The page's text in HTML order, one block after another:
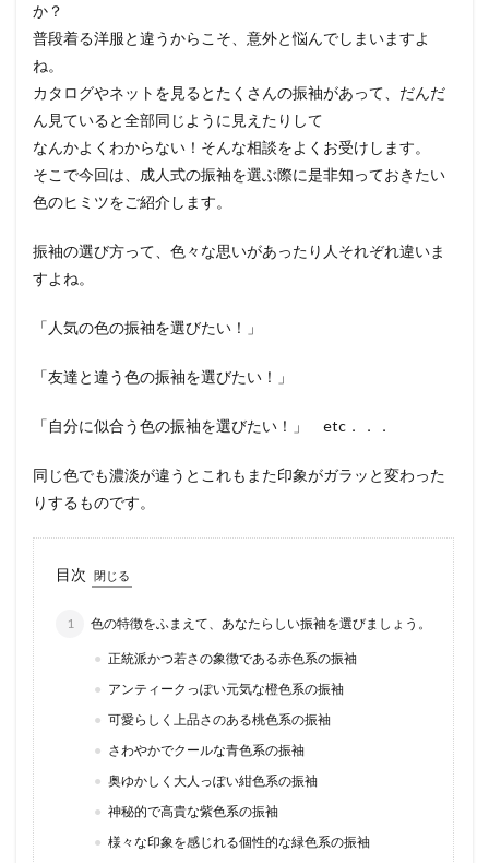
か？
普段着る洋服と違うからこそ、意外と悩んでしまいますよ
ね。
カタログやネットを見るとたくさんの振袖があって、だんだ
ん見ていると全部同じように見えたりして
なんかよくわからない！そんな相談をよくお受けします。
そこで今回は、成人式の振袖を選ぶ際に是非知っておきたい
色のヒミツをご紹介します。
振袖の選び方って、色々な思いがあったり人それぞれ違いま
すよね。
「人気の色の振袖を選びたい！」
「友達と違う色の振袖を選びたい！」
「自分に似合う色の振袖を選びたい！」 etc．．．
同じ色でも濃淡が違うとこれもまた印象がガラッと変わった
りするものです。
目次
1 色の特徴をふまえて、あなたらしい振袖を選びましょう。
正統派かつ若さの象徴である赤色系の振袖
アンティークっぽい元気な橙色系の振袖
可愛らしく上品さのある桃色系の振袖
さわやかでクールな青色系の振袖
奥ゆかしく大人っぽい紺色系の振袖
神秘的で高貴な紫色系の振袖
様々な印象を感じれる個性的な緑色系の振袖